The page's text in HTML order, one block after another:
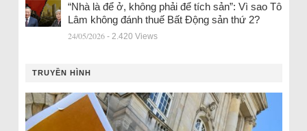
“Nhà là để ở, không phải để tích sản”: Vì sao Tô
Lâm không đánh thuế Bất Động sản thứ 2?
24/05/2026 - 2.420 Views
TRUYỀN HÌNH